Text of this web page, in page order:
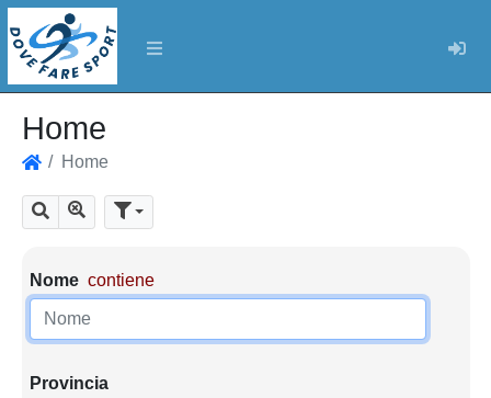
Home
Home
Cerca Mostra tutti i risultati
Parametri di ricerca
Nome contiene
Provincia